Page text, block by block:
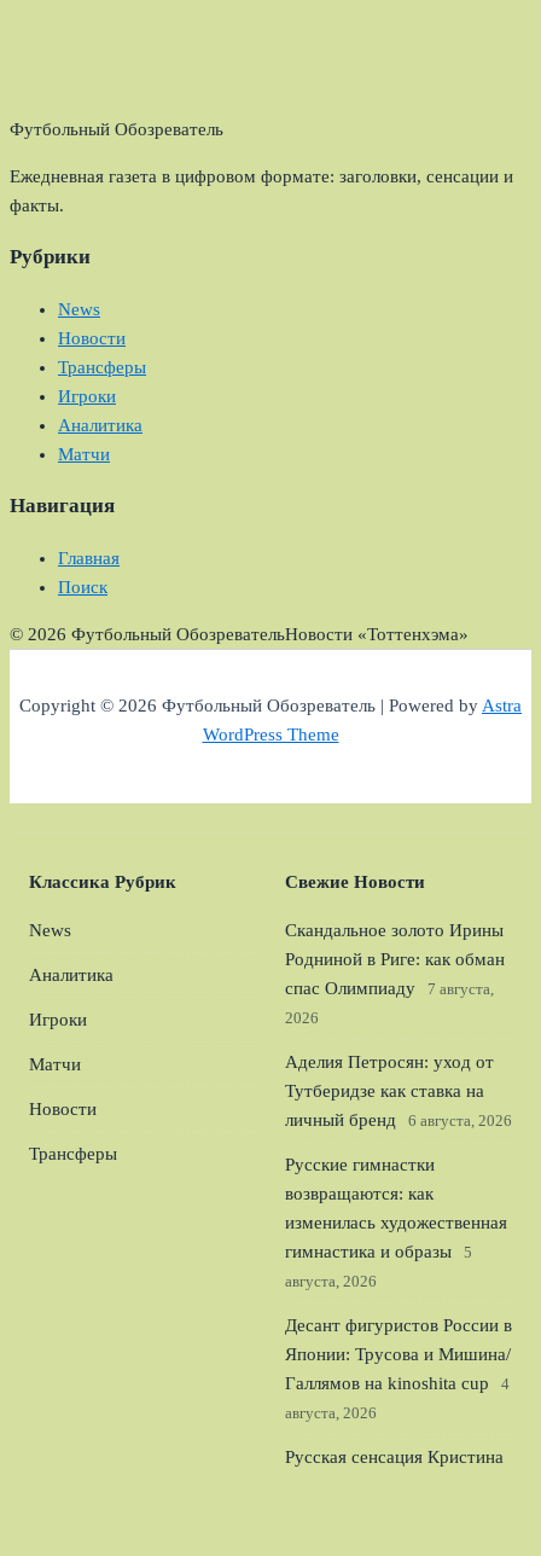
Футбольный Обозреватель
Ежедневная газета в цифровом формате: заголовки, сенсации и
факты.
Рубрики
News
Новости
Трансферы
Игроки
Аналитика
Матчи
Навигация
Главная
Поиск
© 2026 Футбольный ОбозревательНовости «Тоттенхэма»
Copyright © 2026 Футбольный Обозреватель | Powered byAstra
WordPress Theme
Классика Рубрик
News
Аналитика
Игроки
Матчи
Новости
Трансферы
Свежие Новости
Скандальное золото Ирины
Родниной в Риге: как обман
спас Олимпиаду
7 августа,
2026
Аделия Петросян: уход от
Тутберидзе как ставка на
личный бренд
6 августа, 2026
Русские гимнастки
возвращаются: как
изменилась художественная
гимнастика и образы
5
августа, 2026
Десант фигуристов России в
Японии: Трусова и Мишина/
Галлямов на kinoshita cup
4
августа, 2026
Русская сенсация Кристина